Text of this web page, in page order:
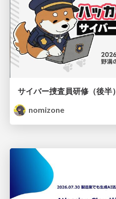
サイバー捜査員研修（後半）
nomizone